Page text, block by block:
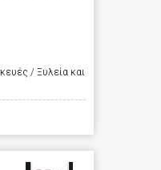
/ Ξυλεία και